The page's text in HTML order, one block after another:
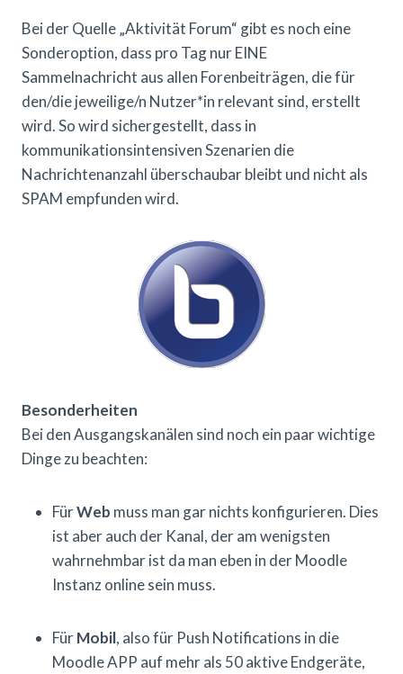
Bei der Quelle „Aktivität Forum“ gibt es noch eine
Sonderoption, dass pro Tag nur EINE
Sammelnachricht aus allen Forenbeiträgen, die für
den/die jeweilige/n Nutzer*in relevant sind, erstellt
wird. So wird sichergestellt, dass in
kommunikationsintensiven Szenarien die
Nachrichtenanzahl überschaubar bleibt und nicht als
SPAM empfunden wird.
Besonderheiten
Bei den Ausgangskanälen sind noch ein paar wichtige
Dinge zu beachten:
FürWeb muss man gar nichts konfigurieren. Dies
ist aber auch der Kanal, der am wenigsten
wahrnehmbar ist da man eben in der Moodle
Instanz online sein muss.
FürMobil, also für Push Notifications in die
Moodle APP auf mehr als 50 aktive Endgeräte,